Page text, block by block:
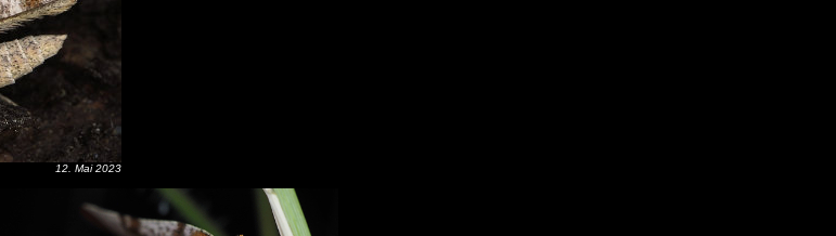
12. Mai 2023